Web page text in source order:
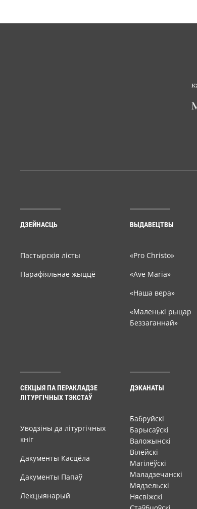
ДЗЕЙНАСЦЬ
Пастырскія лісты
Парафіяльнае жыццё
ВЫДАВЕЦТВЫ
«Pro Christo»
«Ave Maria»
«Наша вера»
«Маленькі рыцар
Беззаганнай»
СЕКЦЫЯ ПА ПЕРАКЛАДЗЕ
ЛІТУРГІЧНЫХ ТЭКСТАЎ
Уводзіны да літургічных
кніг
Дакументы Касцёла
Дакументы Папаў
Лекцыянарый
ДЭКАНАТЫ
Бабруйскі
Барысаўскі
Валожынскі
Вілейскі
Магілёўскі
Маладзечанскі
Мядзельскі
Нясвіжскі